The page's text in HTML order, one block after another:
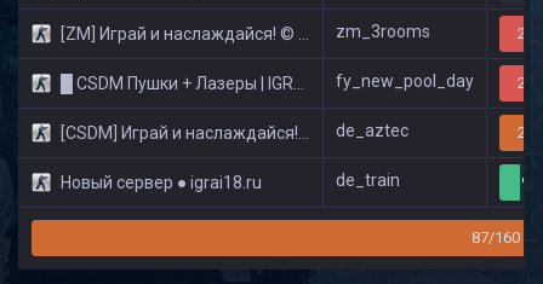
[ZM] Играй и наслаждайся! © Zombie Show zm_3rooms 29/
█ CSDM Пушки + Лазеры | IGRAI18.RU ツ █ fy_new_pool_day 29/
[CSDM] Играй и наслаждайся! © Classic de_aztec 20/
Новый сервер ● igrai18.ru de_train 9/
87/160